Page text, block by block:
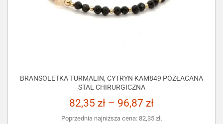
BRANSOLETKA TURMALIN, CYTRYN KAM849 POZŁACANA
STAL CHIRURGICZNA
82,35 zł – 96,87 zł
Poprzednia najniższa cena: 82,35 zł.